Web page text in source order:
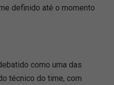
definido até o momento
como uma das
técnico do time, com